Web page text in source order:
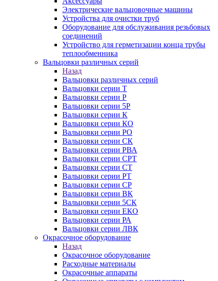
Электрические вальцовочные машины
Устройства для очистки труб
Оборудование для обслуживания резьбовых
соединений
Устройство для герметизации конца трубы
теплообменника
Вальцовки различных серий
Назад
Вальцовки различных серий
Вальцовки серии Т
Вальцовки серии Р
Вальцовки серии 5Р
Вальцовки серии К
Вальцовки серии КО
Вальцовки серии РО
Вальцовки серии СК
Вальцовки серии РВА
Вальцовки серии СРТ
Вальцовки серии СТ
Вальцовки серии РТ
Вальцовки серии СР
Вальцовки серии ВК
Вальцовки серии 5СК
Вальцовки серии ЕКО
Вальцовки серии РА
Вальцовки серии ЛВК
Окрасочное оборудование
Назад
Окрасочное оборудование
Расходные материалы
Окрасочные аппараты